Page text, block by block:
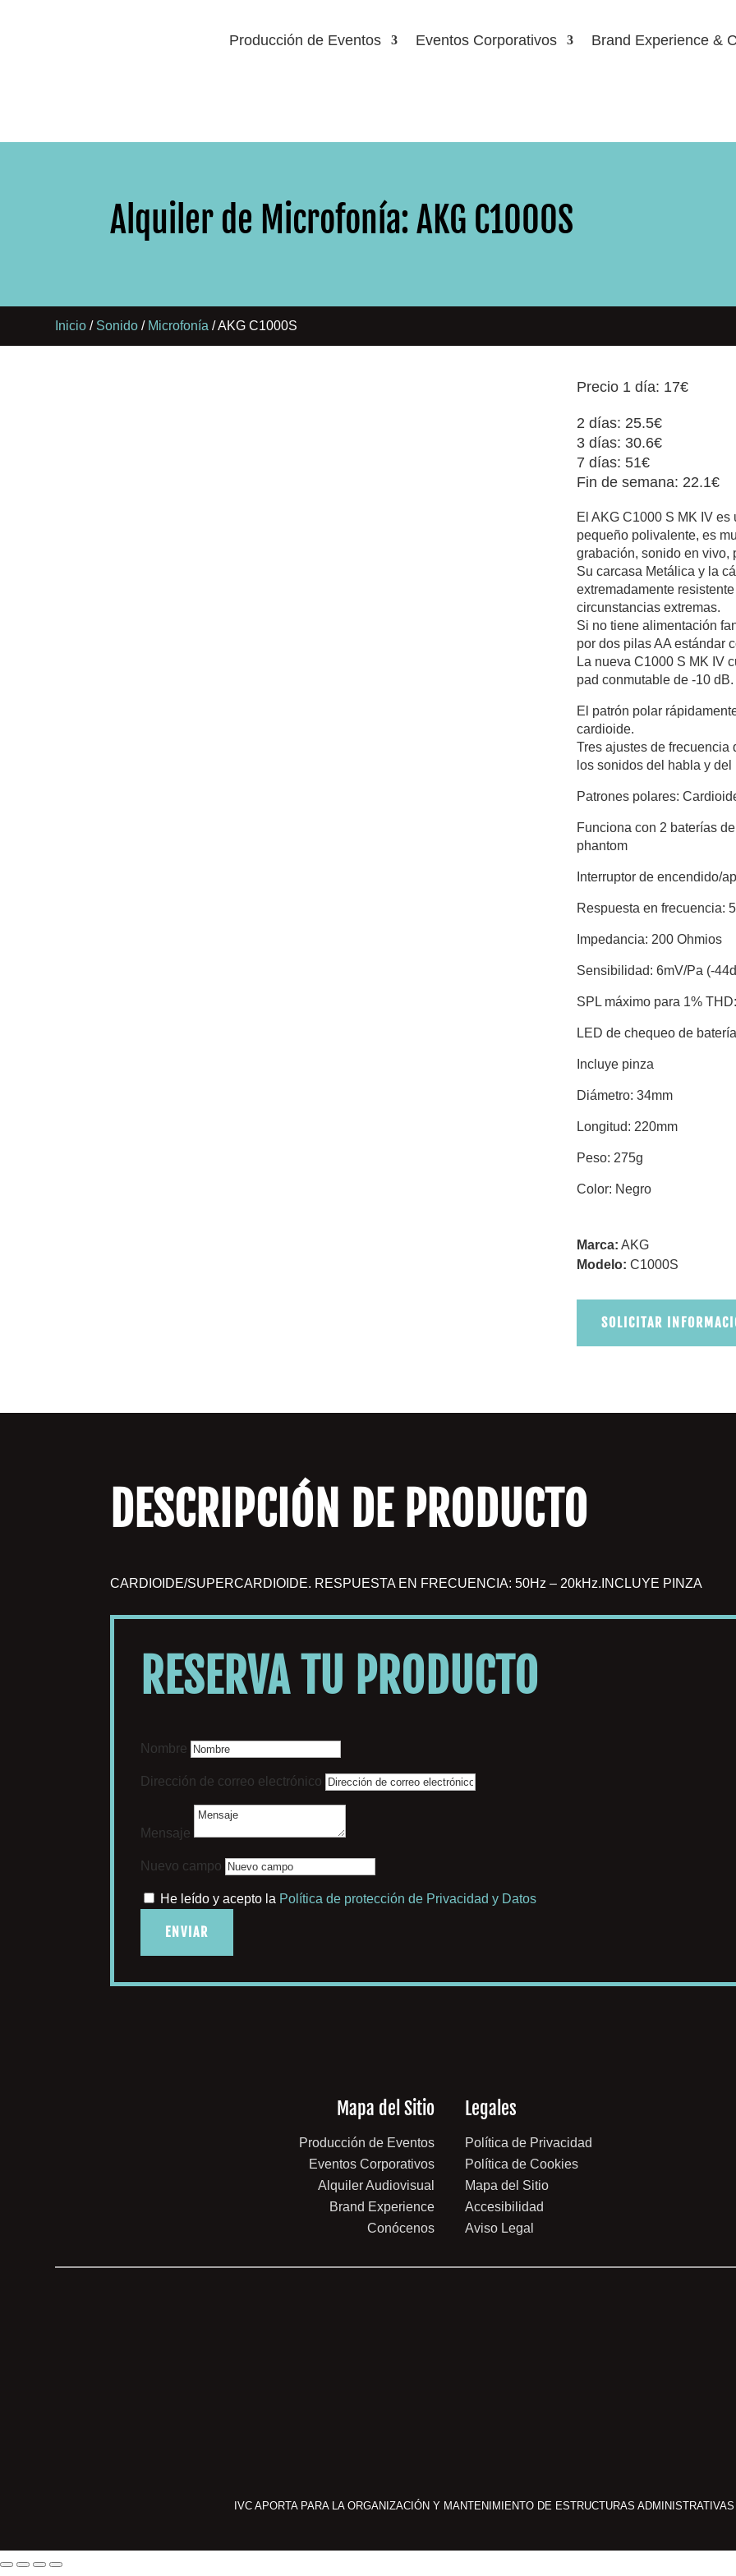
Producción de Eventos Eventos Corporativos Brand Experience &
Alquiler de Microfonía: AKG C1000S
Inicio / Sonido / Microfonía / AKG C1000S
Precio 1 día: 17€
2 días: 25.5€
3 días: 30.6€
7 días: 51€
Fin de semana: 22.1€
El AKG C1000 S MK IV
pequeño polivalente, es
grabación, sonido en
Su carcasa Metálica y la
extremadamente
circunstancias extremas.
Si no tiene alimentación
por dos pilas AA estándar
La nueva C1000 S MK IV
pad conmutable de -10 dB.
El patrón polar
cardioide.
Tres ajustes de frecuencia
los sonidos del habla y del
Patrones polares:
Funciona con 2 baterías
phantom
Interruptor de encendido/
Respuesta en frecuencia:
Impedancia: 200 Ohmios
Sensibilidad: 6mV/Pa (-
SPL máximo para 1%
LED de chequeo de batería
Incluye pinza
Diámetro: 34mm
Longitud: 220mm
Peso: 275g
Color: Negro
Marca: AKG
Modelo: C1000S
SOLICITAR
DESCRIPCIÓN DE PRODUCTO
CARDIOIDE/SUPERCARDIOIDE. RESPUESTA EN FRECUENCIA: 50Hz – 20kHz.INCLUYE PINZA
RESERVA TU PRODUCTO
Nombre
Dirección de correo electrónico
Mensaje
Nuevo campo
He leído y acepto la Política de protección de Privacidad y Datos
ENVIAR
Mapa del Sitio
Producción de Eventos
Eventos Corporativos
Alquiler Audiovisual
Brand Experience
Conócenos
Legales
Política de Privacidad
Política de Cookies
Mapa del Sitio
Accesibilidad
Aviso Legal
IVC APORTA PARA LA ORGANIZACIÓN Y MANTENIMIENTO DE ESTRUCTURAS